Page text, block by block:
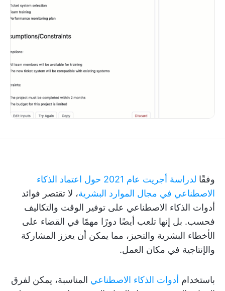
وفقًا
لدراسة أجريت عام 2021 حول اعتماد الذكاء
الاصطناعي في مجال الموارد البشرية، لا تقتصر فوائد
أدوات الذكاء الاصطناعي على توفير الوقت والتكاليف
فحسب. بل إنها تلعب أيضًا دورًا مهمًا في القضاء على
الأخطاء البشرية والتحيز، مما يمكن أن يعزز المشاركة
والإنتاجية في مكان العمل.
باستخدام أدوات الذكاء الاصطناعي المناسبة، يمكن لفرق